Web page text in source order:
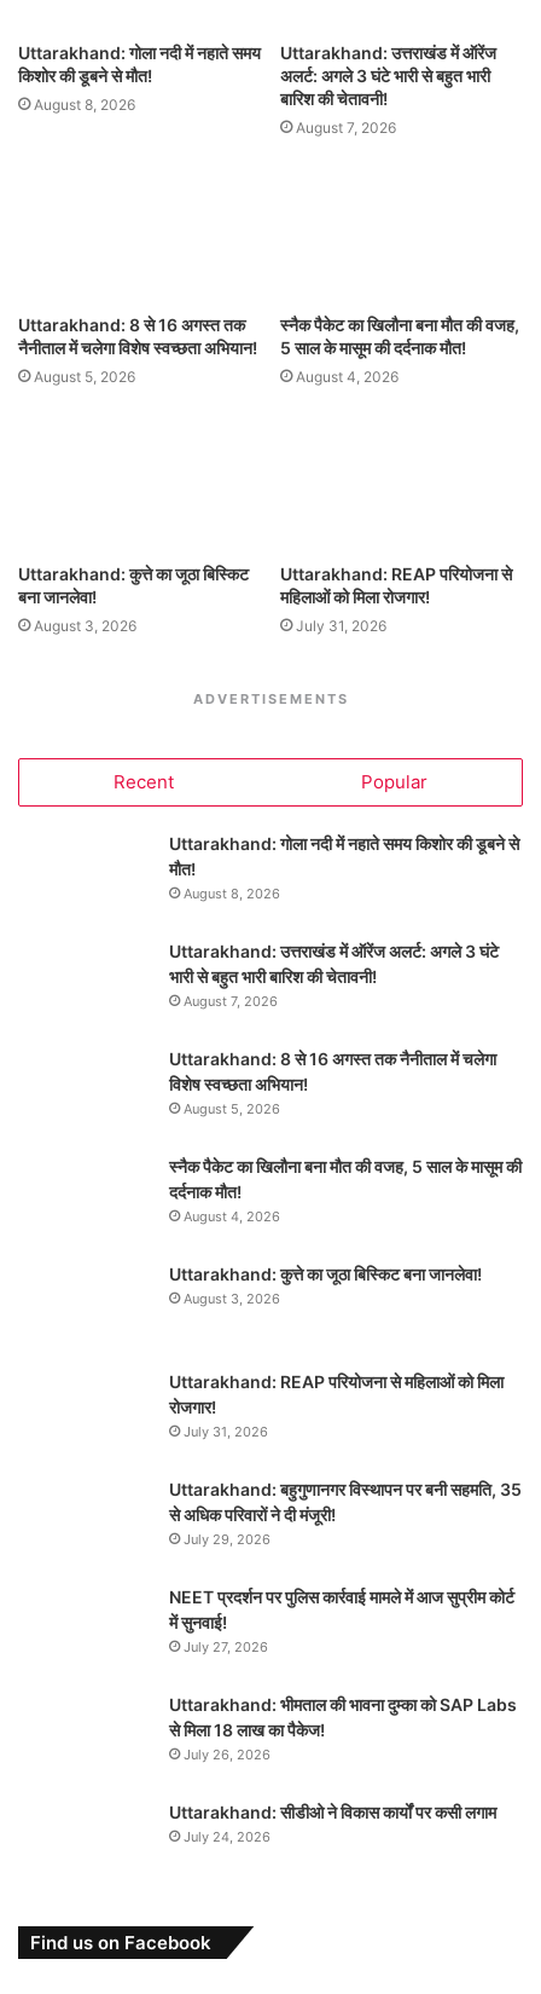
Uttarakhand: गोला नदी में नहाते समय
किशोर की डूबने से मौत!
August 8, 2026
Uttarakhand: उत्तराखंड में ऑरेंज
अलर्ट: अगले 3 घंटे भारी से बहुत भारी
बारिश की चेतावनी!
August 7, 2026
Uttarakhand: 8 से 16 अगस्त तक
नैनीताल में चलेगा विशेष स्वच्छता अभियान!
August 5, 2026
स्नैक पैकेट का खिलौना बना मौत की वजह,
5 साल के मासूम की दर्दनाक मौत!
August 4, 2026
Uttarakhand: कुत्ते का जूठा बिस्किट
बना जानलेवा!
August 3, 2026
Uttarakhand: REAP परियोजना से
महिलाओं को मिला रोजगार!
July 31, 2026
ADVERTISEMENTS
Recent Popular
Uttarakhand: गोला नदी में नहाते समय किशोर की डूबने से
मौत!
August 8, 2026
Uttarakhand: उत्तराखंड में ऑरेंज अलर्ट: अगले 3 घंटे
भारी से बहुत भारी बारिश की चेतावनी!
August 7, 2026
Uttarakhand: 8 से 16 अगस्त तक नैनीताल में चलेगा
विशेष स्वच्छता अभियान!
August 5, 2026
स्नैक पैकेट का खिलौना बना मौत की वजह, 5 साल के मासूम की
दर्दनाक मौत!
August 4, 2026
Uttarakhand: कुत्ते का जूठा बिस्किट बना जानलेवा!
August 3, 2026
Uttarakhand: REAP परियोजना से महिलाओं को मिला
रोजगार!
July 31, 2026
Uttarakhand: बहुगुणानगर विस्थापन पर बनी सहमति, 35
से अधिक परिवारों ने दी मंजूरी!
July 29, 2026
NEET प्रदर्शन पर पुलिस कार्रवाई मामले में आज सुप्रीम कोर्ट
में सुनवाई!
July 27, 2026
Uttarakhand: भीमताल की भावना दुम्का को SAP Labs
से मिला 18 लाख का पैकेज!
July 26, 2026
Uttarakhand: सीडीओ ने विकास कार्यों पर कसी लगाम
July 24, 2026
Find us on Facebook